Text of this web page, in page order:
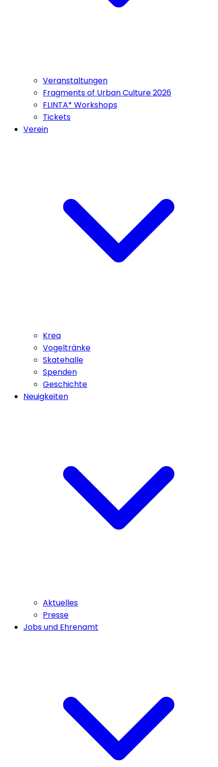
Veranstaltungen
Fragments of Urban Culture 2026
FLINTA* Workshops
Tickets
Verein
Krea
Vogeltränke
Skatehalle
Spenden
Geschichte
Neuigkeiten
Aktuelles
Presse
Jobs und Ehrenamt